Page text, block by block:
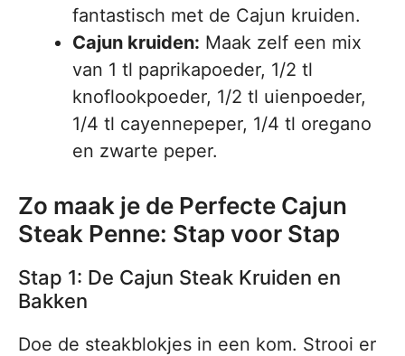
fantastisch met de Cajun kruiden.
Cajun kruiden: Maak zelf een mix
van 1 tl paprikapoeder, 1/2 tl
knoflookpoeder, 1/2 tl uienpoeder,
1/4 tl cayennepeper, 1/4 tl oregano
en zwarte peper.
Zo maak je de Perfecte Cajun
Steak Penne: Stap voor Stap
Stap 1: De Cajun Steak Kruiden en
Bakken
Doe de steakblokjes in een kom. Strooi er